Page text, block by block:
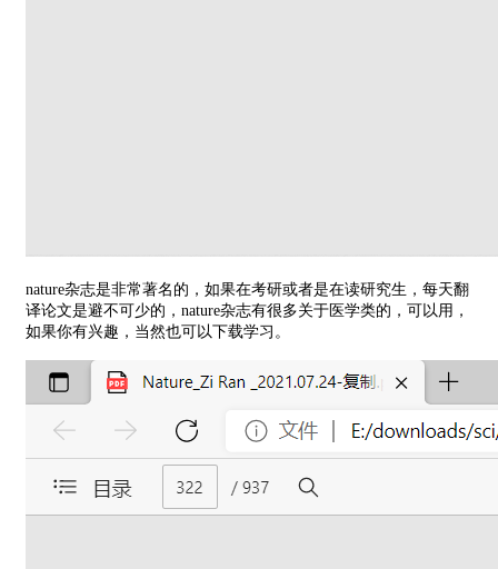
nature杂志是非常著名的，如果在考研或者是在读研究生，每天翻
译论文是避不可少的，nature杂志有很多关于医学类的，可以用，
如果你有兴趣，当然也可以下载学习。